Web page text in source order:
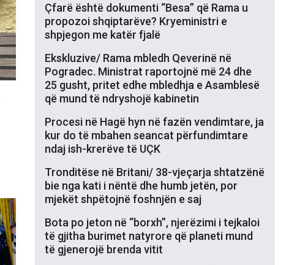
Çfarë është dokumenti “Besa” që Rama u
propozoi shqiptarëve? Kryeministri e
shpjegon me katër fjalë
Ekskluzive/ Rama mbledh Qeverinë në
Pogradec. Ministrat raportojnë më 24 dhe
25 gusht, pritet edhe mbledhja e Asamblesë
që mund të ndryshojë kabinetin
Procesi në Hagë hyn në fazën vendimtare, ja
kur do të mbahen seancat përfundimtare
ndaj ish-krerëve të UÇK
Tronditëse në Britani/ 38-vjeçarja shtatzënë
bie nga kati i nëntë dhe humb jetën, por
mjekët shpëtojnë foshnjën e saj
Bota po jeton në “borxh”, njerëzimi i tejkaloi
të gjitha burimet natyrore që planeti mund
të gjenerojë brenda vitit